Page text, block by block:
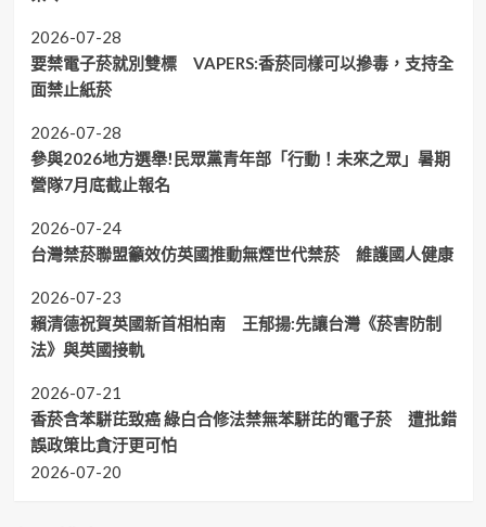
2026-07-28
要禁電子菸就別雙標 VAPERS:香菸同樣可以摻毒，支持全
面禁止紙菸
2026-07-28
參與2026地方選舉!民眾黨青年部「行動！未來之眾」暑期
營隊7月底截止報名
2026-07-24
台灣禁菸聯盟籲效仿英國推動無煙世代禁菸 維護國人健康
2026-07-23
賴清德祝賀英國新首相柏南 王郁揚:先讓台灣《菸害防制
法》與英國接軌
2026-07-21
香菸含苯駢芘致癌 綠白合修法禁無苯駢芘的電子菸 遭批錯
誤政策比貪汙更可怕
2026-07-20